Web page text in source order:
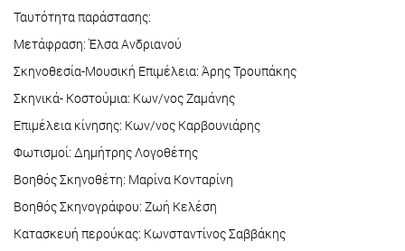
Ταυτότητα παράστασης:
Μετάφραση: Έλσα Ανδριανού
Σκηνοθεσία-Μουσική Επιμέλεια: Άρης Τρουπάκης
Σκηνικά- Κοστούμια: Κων/νος Ζαμάνης
Επιμέλεια κίνησης: Κων/νος Καρβουνιάρης
Φωτισμοί: Δημήτρης Λογοθέτης
Βοηθός Σκηνοθέτη: Μαρίνα Κονταρίνη
Βοηθός Σκηνογράφου: Ζωή Κελέση
Κατασκευή περούκας: Κωνσταντίνος Σαββάκης